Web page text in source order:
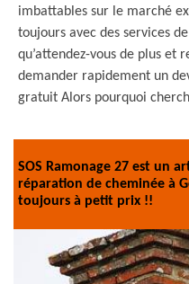
imbattables sur le marché
toujours avec des services
qu’attendez-vous de plus et
demander rapidement un
gratuit Alors pourquoi
SOS Ramonage 27 est un
réparation de cheminée à
toujours à petit prix !!